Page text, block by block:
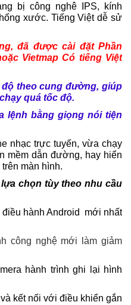
bị công nghê IPS, kính
xước. Tiếng Việt dễ sử
đã được cài đặt Phần
Vietmap Có tiếng Việt
theo cung đường, giúp
quá tốc độ.
lệnh bằng giọng nói tiện
nhạc trực tuyến, vừa chạy
mềm dẫn đường, hay hiển
màn hình.
chọn tùy theo nhu cầu
hành Android mới nhất
công nghệ mới làm giảm
hành trình ghi lại hình
kết nối với điều khiển gắn